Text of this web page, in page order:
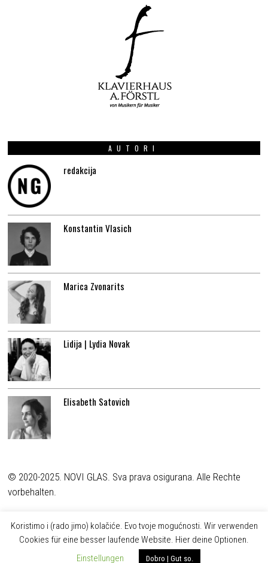
AUTORI
redakcija
Konstantin Vlasich
Marica Zvonarits
Lidija | Lydia Novak
Elisabeth Satovich
© 2020-2025. NOVI GLAS. Sva prava osigurana. Alle Rechte
vorbehalten.
Koristimo i (rado jimo) kolačiće. Evo tvoje mogućnosti. Wir verwenden
Cookies für eine besser laufende Website. Hier deine Optionen.
Einstellungen
Dobro | Gut so.